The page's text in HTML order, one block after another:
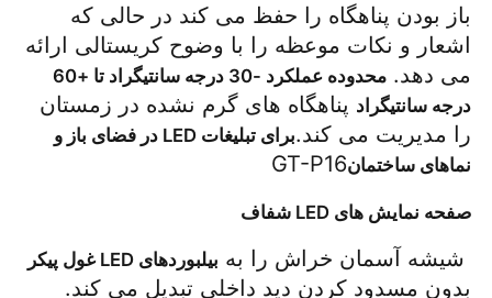
می دهد.
درجه سانتیگراد
را مدیریت می کند.
نماهای ساختمانGT-P16
صفحه نمایش های LED شفاف
بیلبوردهای LED غول پیکر
بدون مسدود کردن دید داخلی تبدیل می کند.